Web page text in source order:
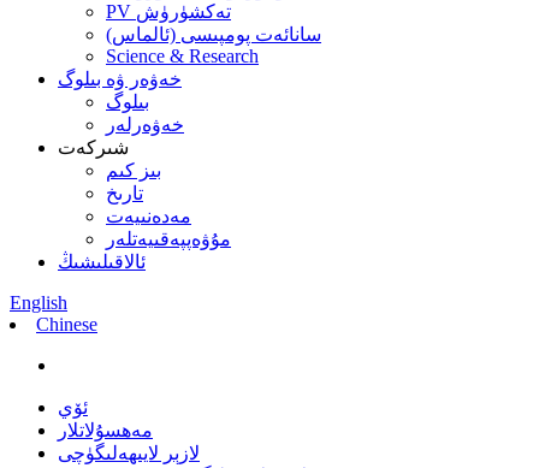
PV تەكشۈرۈش
سانائەت پومپىسى (ئالماس)
Science & Research
خەۋەر ۋە بىلوگ
بىلوگ
خەۋەرلەر
شىركەت
بىز كىم
تارىخ
مەدەنىيەت
مۇۋەپپەقىيەتلەر
ئالاقىلىشىڭ
English
Chinese
ئۆي
مەھسۇلاتلار
لازېر لايىھەلىگۈچى